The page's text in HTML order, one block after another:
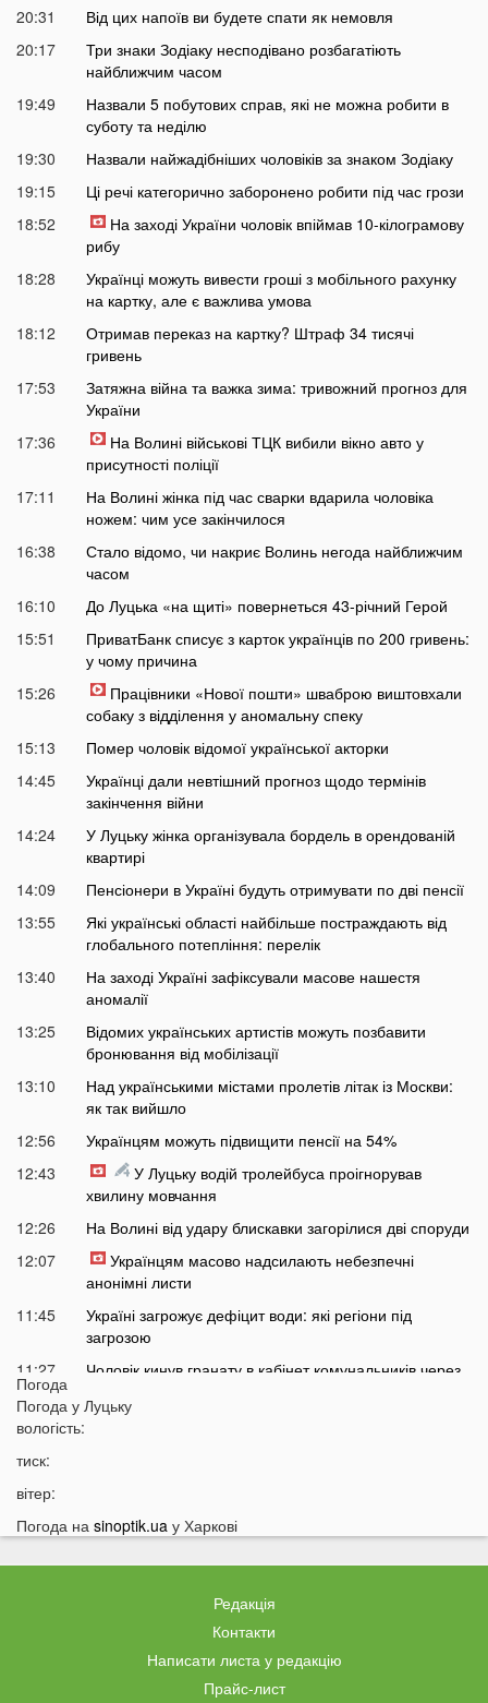
20:31
Від цих напоїв ви будете спати як немовля
20:17
Три знаки Зодіаку несподівано розбагатіють
найближчим часом
19:49
Назвали 5 побутових справ, які не можна робити в
суботу та неділю
19:30
Назвали найжадібніших чоловіків за знаком Зодіаку
19:15
Ці речі категорично заборонено робити під час грози
18:52
На заході України чоловік впіймав 10-кілограмову
рибу
18:28
Українці можуть вивести гроші з мобільного рахунку
на картку, але є важлива умова
18:12
Отримав переказ на картку? Штраф 34 тисячі
гривень
17:53
Затяжна війна та важка зима: тривожний прогноз для
України
17:36
На Волині військові ТЦК вибили вікно авто у
присутності поліції
17:11
На Волині жінка під час сварки вдарила чоловіка
ножем: чим усе закінчилося
16:38
Стало відомо, чи накриє Волинь негода найближчим
часом
16:10
До Луцька «на щиті» повернеться 43-річний Герой
15:51
ПриватБанк списує з карток українців по 200 гривень:
у чому причина
15:26
Працівники «Нової пошти» шваброю виштовхали
собаку з відділення у аномальну спеку
15:13
Помер чоловік відомої української акторки
14:45
Українці дали невтішний прогноз щодо термінів
закінчення війни
14:24
У Луцьку жінка організувала бордель в орендованій
квартирі
14:09
Пенсіонери в Україні будуть отримувати по дві пенсії
13:55
Які українські області найбільше постраждають від
глобального потепління: перелік
13:40
На заході Україні зафіксували масове нашестя
аномалії
13:25
Відомих українських артистів можуть позбавити
бронювання від мобілізації
13:10
Над українськими містами пролетів літак із Москви:
як так вийшло
12:56
Українцям можуть підвищити пенсії на 54%
12:43
У Луцьку водій тролейбуса проігнорував
хвилину мовчання
12:26
На Волині від удару блискавки загорілися дві споруди
12:07
Українцям масово надсилають небезпечні
анонімні листи
11:45
Україні загрожує дефіцит води: які регіони під
загрозою
11:27
Чоловік кинув гранату в кабінет комунальників через
11:06
10:15
На Волині негода наробила лиха: показали
Погода
Погода у Луцьку
вологість:
тиск:
вітер:
Погода на sinoptik.ua у Харкові
Редакція
Контакти
Написати листа у редакцію
Прайс-лист